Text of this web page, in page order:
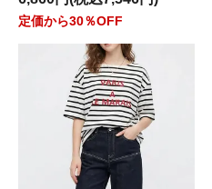
定価から30％OFF